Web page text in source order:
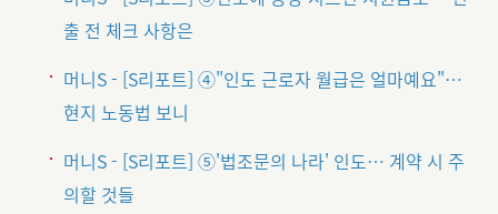
출 전 체크 사항은
머니S - [S리포트] ④"인도 근로자 월급은 얼마예요"…
현지 노동법 보니
머니S - [S리포트] ⑤'법조문의 나라' 인도… 계약 시 주
의할 것들